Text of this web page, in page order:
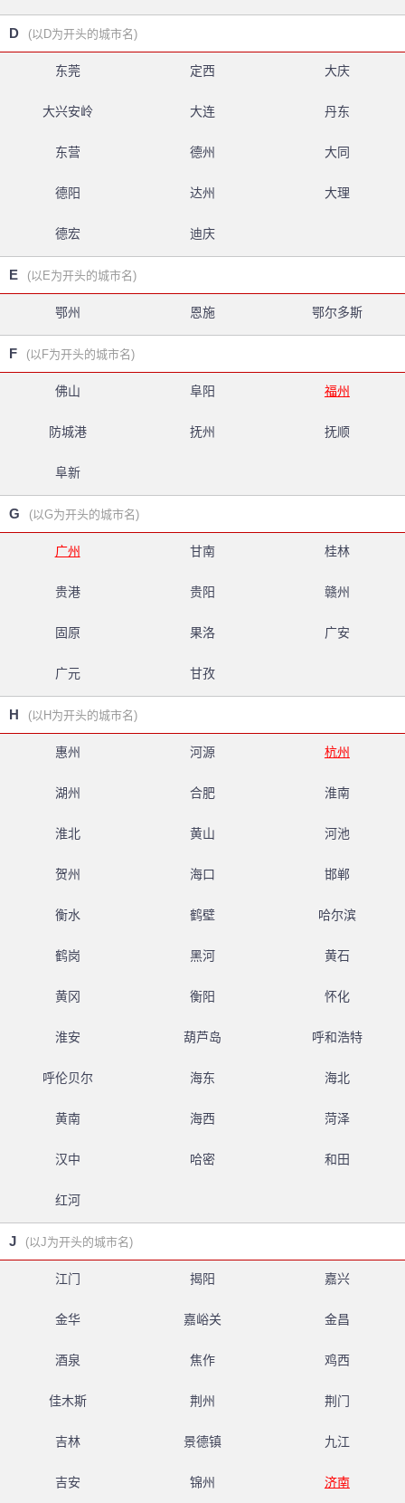
D (以D为开头的城市名)
东莞 定西 大庆
大兴安岭 大连 丹东
东营 德州 大同
德阳 达州 大理
德宏 迪庆
E (以E为开头的城市名)
鄂州 恩施 鄂尔多斯
F (以F为开头的城市名)
佛山 阜阳 福州
防城港 抚州 抚顺
阜新
G (以G为开头的城市名)
广州 甘南 桂林
贵港 贵阳 赣州
固原 果洛 广安
广元 甘孜
H (以H为开头的城市名)
惠州 河源 杭州
湖州 合肥 淮南
淮北 黄山 河池
贺州 海口 邯郸
衡水 鹤壁 哈尔滨
鹤岗 黑河 黄石
黄冈 衡阳 怀化
淮安 葫芦岛 呼和浩特
呼伦贝尔 海东 海北
黄南 海西 菏泽
汉中 哈密 和田
红河
J (以J为开头的城市名)
江门 揭阳 嘉兴
金华 嘉峪关 金昌
酒泉 焦作 鸡西
佳木斯 荆州 荆门
吉林 景德镇 九江
吉安 锦州 济南